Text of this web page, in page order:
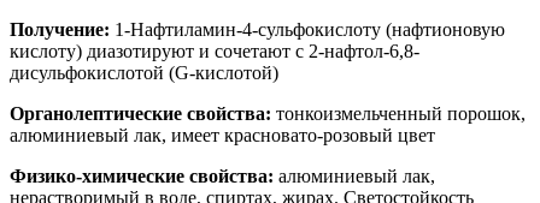
Получение: 1-Нафтиламин-4-сульфокислоту (нафтионовую
кислоту) диазотируют и сочетают с 2-нафтол-6,8-
дисульфокислотой (G-кислотой)
Органолептические свойства: тонкоизмельченный порошок,
алюминиевый лак, имеет красновато-розовый цвет
Физико-химические свойства: алюминиевый лак,
нерастворимый в воде, спиртах, жирах. Светостойкость